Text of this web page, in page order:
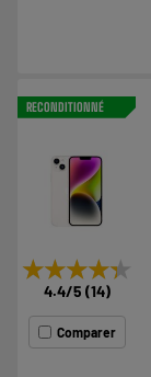
RECONDITIONNÉ
★★★★★
★★★★★
4.4/5 (14)
Comparer